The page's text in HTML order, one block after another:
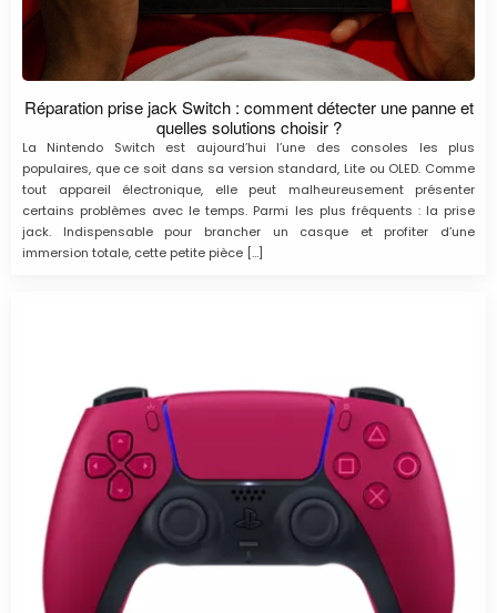
Réparation prise jack Switch : comment détecter une panne et
quelles solutions choisir ?
La Nintendo Switch est aujourd’hui l’une des consoles les plus
populaires, que ce soit dans sa version standard, Lite ou OLED. Comme
tout appareil électronique, elle peut malheureusement présenter
certains problèmes avec le temps. Parmi les plus fréquents : la prise
jack. Indispensable pour brancher un casque et profiter d’une
immersion totale, cette petite pièce […]